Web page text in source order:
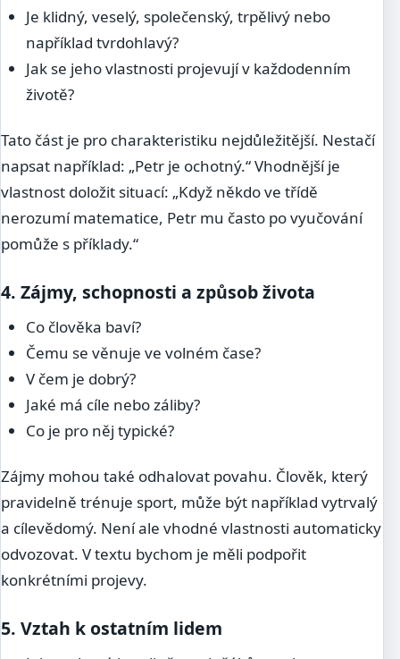
Je klidný, veselý, společenský, trpělivý nebo
například tvrdohlavý?
Jak se jeho vlastnosti projevují v každodenním
životě?
Tato část je pro charakteristiku nejdůležitější. Nestačí
napsat například: „Petr je ochotný.“ Vhodnější je
vlastnost doložit situací: „Když někdo ve třídě
nerozumí matematice, Petr mu často po vyučování
pomůže s příklady.“
4. Zájmy, schopnosti a způsob života
Co člověka baví?
Čemu se věnuje ve volném čase?
V čem je dobrý?
Jaké má cíle nebo záliby?
Co je pro něj typické?
Zájmy mohou také odhalovat povahu. Člověk, který
pravidelně trénuje sport, může být například vytrvalý
a cílevědomý. Není ale vhodné vlastnosti automaticky
odvozovat. V textu bychom je měli podpořit
konkrétními projevy.
5. Vztah k ostatním lidem